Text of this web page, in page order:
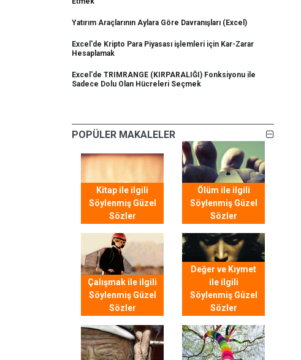
Yatırım Araçlarının Aylara Göre Davranışları (Excel)
Excel'de Kripto Para Piyasası işlemleri için Kar-Zarar
Hesaplamak
Excel'de TRIMRANGE (KIRPARALIĞI) Fonksiyonu ile
Sadece Dolu Olan Hücreleri Seçmek
POPÜLER MAKALELER
Kitap ile ilgili
Söylenmiş Güzel
Sözler
Ölüm ile ilgili
Söylenmiş Güzel
Sözler
Çalışmak ile ilgili
Söylenmiş Güzel
Sözler
Değer ve Kıymet
ile ilgili
Söylenmiş Güzel
Sözler